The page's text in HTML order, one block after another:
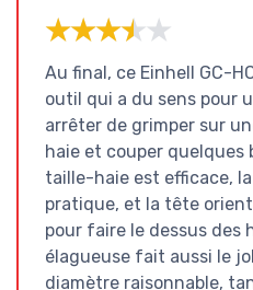
★★★★★
★★★★★
Au final, ce Einhell GC-
outil qui a du sens pour
arrêter de grimper sur
haie et couper quelques
taille-haie est efficace,
pratique, et la tête
pour faire le dessus des
élagueuse fait aussi le
diamètre raisonnable,